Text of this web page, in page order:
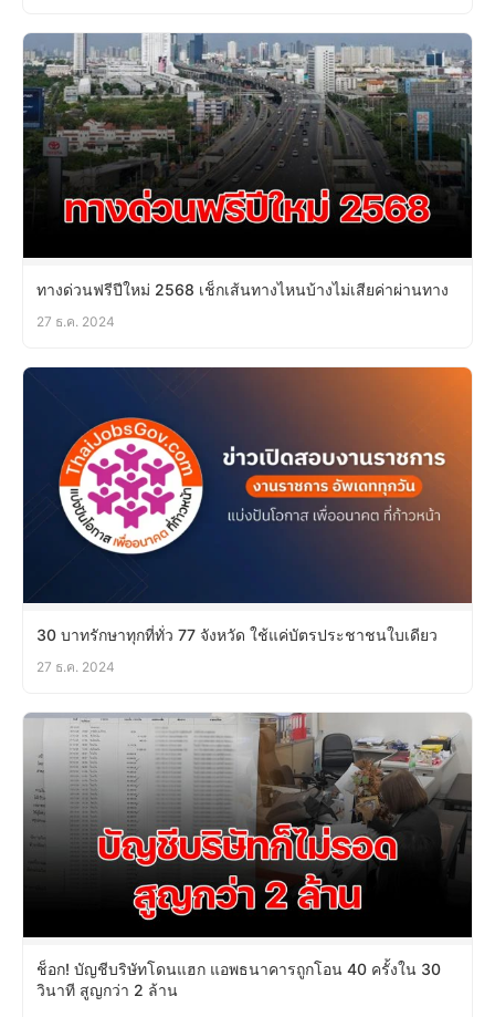
ทางด่วนฟรีปีใหม่ 2568 เช็กเส้นทางไหนบ้างไม่เสียค่าผ่านทาง
27 ธ.ค. 2024
30 บาทรักษาทุกที่ทั่ว 77 จังหวัด ใช้แค่บัตรประชาชนใบเดียว
27 ธ.ค. 2024
ช็อก! บัญชีบริษัทโดนแฮก แอพธนาคารถูกโอน 40 ครั้งใน 30
วินาที สูญกว่า 2 ล้าน